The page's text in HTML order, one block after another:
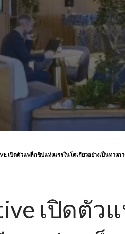
เปิดตัวแฟล็กชิปแห่งแรกในโตเกียวอย่างเป็นทางกา
เปิดตัว